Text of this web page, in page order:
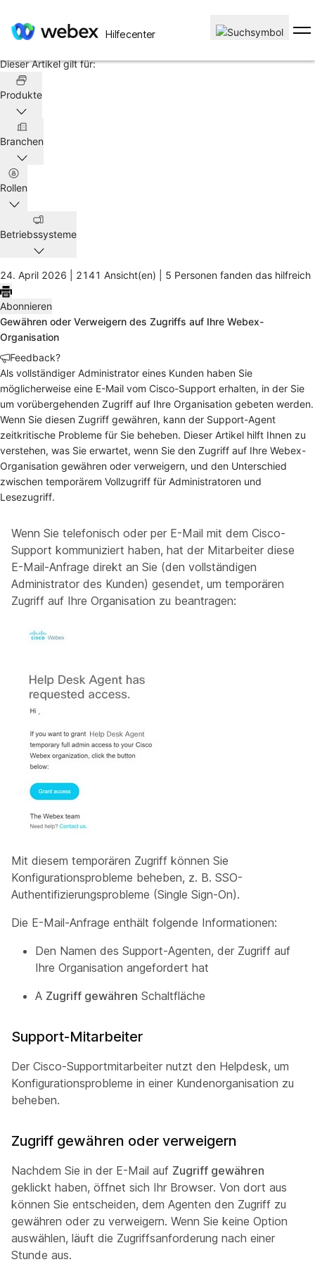
Hilfecenter
Artikel
Dieser Artikel gilt für:
Produkte
Branchen
Rollen
Betriebssysteme
24. April 2026 | 2141 Ansicht(en) | 5 Personen fanden das hilfreich
Abonnieren
Gewähren oder Verweigern des Zugriffs auf Ihre Webex-
Organisation
Feedback?
Als vollständiger Administrator eines Kunden haben Sie
möglicherweise eine E-Mail vom Cisco-Support erhalten, in der Sie
um vorübergehenden Zugriff auf Ihre Organisation gebeten werden.
Wenn Sie diesen Zugriff gewähren, kann der Support-Agent
zeitkritische Probleme für Sie beheben. Dieser Artikel hilft Ihnen zu
verstehen, was Sie erwartet, wenn Sie den Zugriff auf Ihre Webex-
Organisation gewähren oder verweigern, und den Unterschied
zwischen temporärem Vollzugriff für Administratoren und
Lesezugriff.
Wenn Sie telefonisch oder per E-Mail mit dem Cisco-
Support kommuniziert haben, hat der Mitarbeiter diese
E-Mail-Anfrage direkt an Sie (den vollständigen
Administrator des Kunden) gesendet, um temporären
Zugriff auf Ihre Organisation zu beantragen:
Mit diesem temporären Zugriff können Sie
Konfigurationsprobleme beheben, z. B. SSO-
Authentifizierungsprobleme (Single Sign-On).
Die E-Mail-Anfrage enthält folgende Informationen:
Den Namen des Support-Agenten, der Zugriff auf
Ihre Organisation angefordert hat
A Zugriff gewähren Schaltfläche
Support-Mitarbeiter
Der Cisco-Supportmitarbeiter nutzt den Helpdesk, um
Konfigurationsprobleme in einer Kundenorganisation zu
beheben.
Zugriff gewähren oder verweigern
Nachdem Sie in der E-Mail auf Zugriff gewähren
geklickt haben, öffnet sich Ihr Browser. Von dort aus
können Sie entscheiden, dem Agenten den Zugriff zu
gewähren oder zu verweigern. Wenn Sie keine Option
auswählen, läuft die Zugriffsanforderung nach einer
Stunde aus.